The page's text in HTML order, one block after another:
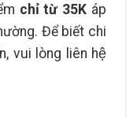
chỉ từ 35K áp
Để biết chi
vui lòng liên hệ